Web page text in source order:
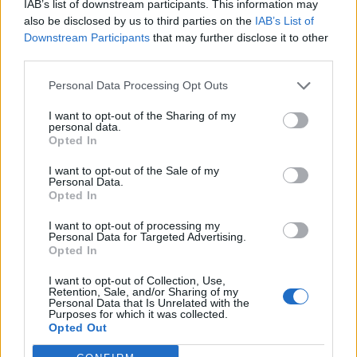
IAB’s list of downstream participants. This information may
also be disclosed by us to third parties on the IAB’s List of
Downstream Participants that may further disclose it to other
Personal Data Processing Opt Outs
I want to opt-out of the Sharing of my
personal data.
Opted In
I want to opt-out of the Sale of my
Personal Data.
Opted In
I want to opt-out of processing my
Personal Data for Targeted Advertising.
Opted In
I want to opt-out of Collection, Use,
Retention, Sale, and/or Sharing of my
Personal Data that Is Unrelated with the
Purposes for which it was collected.
Opted Out
10:46
10:39
οικονομικό κόστος
Εξιχνιάστηκαν δύο εμπρησμοί στο Ρέθυμνο - Δικογραφία
σε βάρος δύο ανδρών
10:36
Εκ περιτροπής η κυκλοφορία έξω από το ΙΤΕ λόγω των
έργων για το νέο πεζοδρόμιο (video)
10:26
Στα Χανιά ο Κυριάκος Μητσοτάκης
10:17